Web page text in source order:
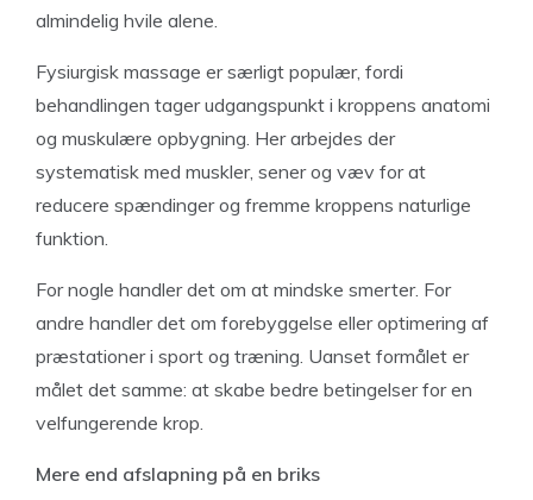
almindelig hvile alene.
Fysiurgisk massage er særligt populær, fordi
behandlingen tager udgangspunkt i kroppens anatomi
og muskulære opbygning. Her arbejdes der
systematisk med muskler, sener og væv for at
reducere spændinger og fremme kroppens naturlige
funktion.
For nogle handler det om at mindske smerter. For
andre handler det om forebyggelse eller optimering af
præstationer i sport og træning. Uanset formålet er
målet det samme: at skabe bedre betingelser for en
velfungerende krop.
Mere end afslapning på en briks